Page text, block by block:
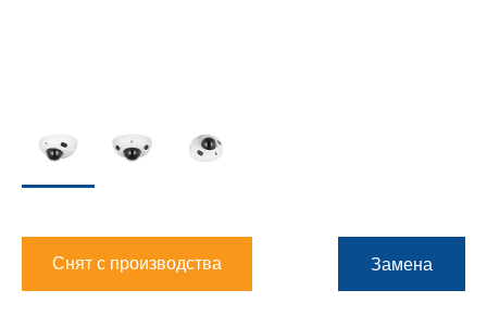
Снят с производства Замена